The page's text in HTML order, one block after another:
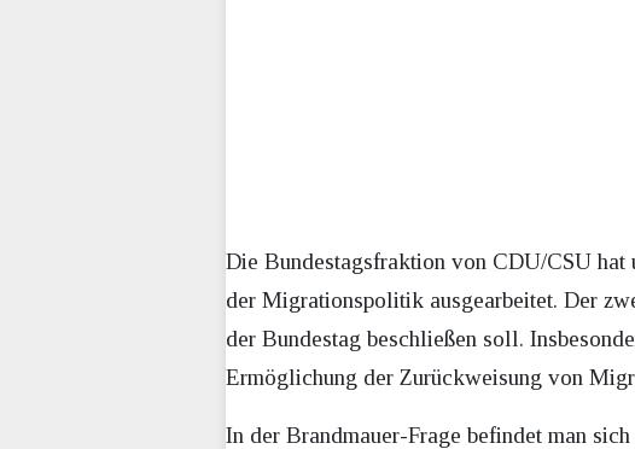
Die Bundestagsfraktion von CDU/CSU hat
der Migrationspolitik ausgearbeitet. Der
der Bundestag beschließen soll.
Ermöglichung der Zurückweisung von
In der Brandmauer-Frage befindet man